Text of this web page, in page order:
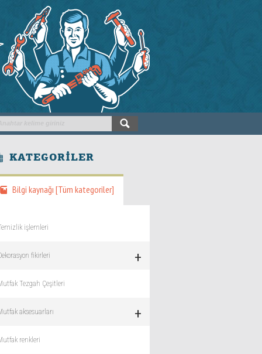
KATEGORILER
Bilgi kaynağı [Tüm kategoriler]
işlemleri
fikirleri +
Tezgah Çeşitleri
aksesuarları +
renkleri